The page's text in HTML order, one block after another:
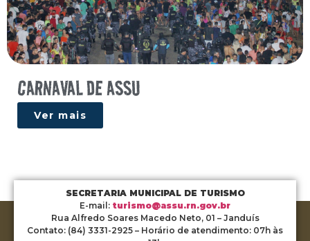
CARNAVAL DE ASSU
Ver mais
SECRETARIA MUNICIPAL DE TURISMO
E-mail: turismo@assu.rn.gov.br
Rua Alfredo Soares Macedo Neto, 01 – Janduís
Contato: (84) 3331-2925 – Horário de atendimento: 07h às